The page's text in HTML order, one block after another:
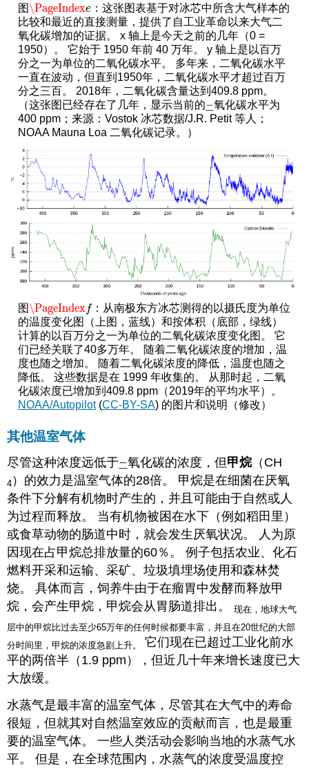
图\PageIndexe
\PageIndexe ：这张图表基于对冰芯中所含大气样本的
比较和最近的直接测量，提供了自工业革命以来大气二
氧化碳增加的证据。 x 轴上是今天之前的几年（0 =
1950）。 它始于 1950 年前 40 万年。 y 轴上是以百万
分之一为单位的二氧化碳水平。 多年来，二氧化碳水平
一直在波动，但直到1950年，二氧化碳水平才超过百万
分之三百。 2018年，二氧化碳含量达到409.8 ppm。
（这张图已经存在了几年，显示当前的二氧化碳水平为
400 ppm；来源：Vostok 冰芯数据/J.R. Petit 等人；
NOAA Mauna Loa 二氧化碳记录。）
图\PageIndexf
\PageIndexf
：从南极东方冰芯测得的以摄氏度为单位
的温度变化图（上图，蓝线）和按体积（底部，绿线）
计算的以百万分之一为单位的二氧化碳浓度变化图。 它
们已经关联了40多万年。 随着二氧化碳浓度的增加，温
度也随之增加。 随着二氧化碳浓度的降低，温度也随之
降低。 这些数据是在 1999 年收集的。 从那时起，二氧
化碳浓度已增加到409.8 ppm（2019年的平均水平）。
NOAA/Autopilot(CC-BY-SA) 的图片和说明（修改）
其他温室气体
尽管这种浓度远低于二氧化碳的浓度，但甲烷（CH
4 ）的效力是温室气体的28倍。 甲烷是在细菌在厌氧
条件下分解有机物时产生的，并且可能由于自然或人
为过程而释放。 当有机物被困在水下（例如稻田里）
或食草动物的肠道中时，就会发生厌氧状况。 人为原
因现在占甲烷总排放量的60％。 例子包括农业、化石
燃料开采和运输、采矿、垃圾填埋场使用和森林焚
烧。 具体而言，饲养牛由于在瘤胃中发酵而释放甲
烷，会产生甲烷，甲烷会从胃肠道排出。现在，地球大气
层中的甲烷比过去至少65万年的任何时候都要丰富，并且在20世纪的大部
分时间里，甲烷的浓度急剧上升。
它们现在已超过工业化前水
平的两倍半（1.9 ppm），但近几十年来增长速度已大
大放缓。
水蒸气是最丰富的温室气体，尽管其在大气中的寿命
很短，但就其对自然温室效应的贡献而言，也是最重
要的温室气体。 一些人类活动会影响当地的水蒸气水
平。 但是，在全球范围内，水蒸气的浓度受温度控